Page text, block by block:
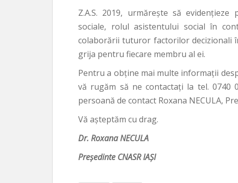
Z.A.S. 2019, urmărește să
sociale, rolul asistentului social în
colaborării tuturor factorilor decizionali
grija pentru fiecare membru al ei.
Pentru a obține mai multe informații
vă rugăm să ne contactați la tel. 0740
persoană de contact Roxana NECULA,
Vă aşteptăm cu drag.
Dr. Roxana NECULA
Președinte CNASR IAȘI